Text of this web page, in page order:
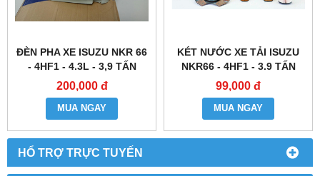
HỔ TRỢ TRỰC TUYẾN
ĐÈN PHA XE ISUZU NKR 66
- 4HF1 - 4.3L - 3,9 TẤN
200,000 đ
MUA NGAY
KÉT NƯỚC XE TẢI ISUZU
NKR66 - 4HF1 - 3.9 TẤN
99,000 đ
MUA NGAY